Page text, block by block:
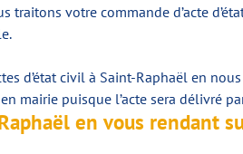
traitons votre commande d’acte
d’état civil à Saint-Raphaël en
mairie puisque l’acte sera délivré
en vous rendant